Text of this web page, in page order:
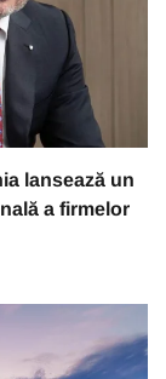
lansează un
a firmelor